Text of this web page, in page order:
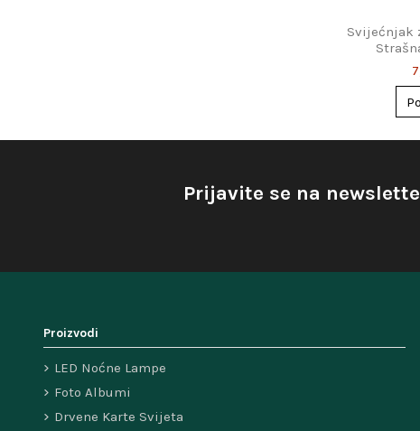
Svijećnjak
Prijavite se na
Proizvodi
LED Noćne Lampe
Foto Albumi
Drvene Karte Svijeta